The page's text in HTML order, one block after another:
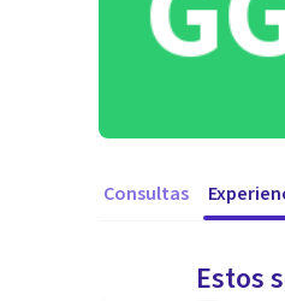
Consultas
Estos